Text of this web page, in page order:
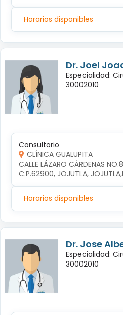
Horarios disponibles
Dr. Joel
Especialidad:
30002010
Consultorio
CLÍNICA GUALUPITA
CALLE LÁZARO CÁRDENAS
C.P.62900, JOJUTLA,
Horarios disponibles
Dr. Jose
Especialidad:
30002010